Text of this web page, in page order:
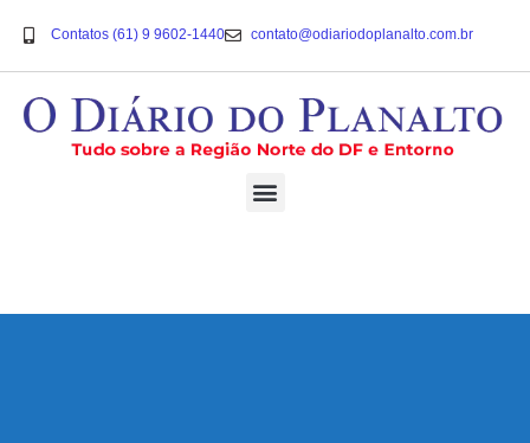
Contatos (61) 9 9602-1440 contato@odiariodoplanalto.com.br